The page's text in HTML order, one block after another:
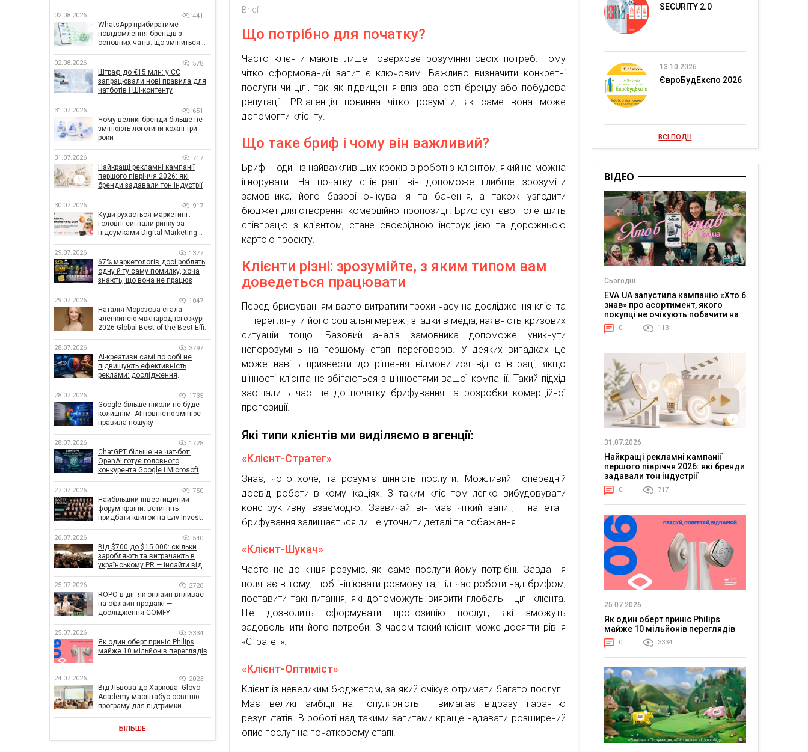
Brief
Що потрібно для початку?
Часто клієнти мають лише поверхове розуміння своїх потреб. Тому
чітко сформований запит є ключовим. Важливо визначити конкретні
послуги чи цілі, такі як підвищення впізнаваності бренду або побудова
репутації. PR-агенція повинна чітко розуміти, як саме вона може
допомогти клієнту.
Що таке бриф і чому він важливий?
Бриф – один із найважливіших кроків в роботі з клієнтом, який не можна
ігнорувати. На початку співпраці він допоможе глибше зрозуміти
замовника, його базові очікування та бачення, а також узгодити
бюджет для створення комерційної пропозиції. Бриф суттєво полегшить
співпрацю з клієнтом, стане своєрідною інструкцією та дорожньою
картою проєкту.
Клієнти різні: зрозумійте, з яким типом вам
доведеться працювати
Перед брифуванням варто витратити трохи часу на дослідження клієнта
— переглянути його соціальні мережі, згадки в медіа, наявність кризових
ситуацій тощо. Базовий аналіз замовника допоможе уникнути
непорозумінь на першому етапі переговорів. У деяких випадках це
може навіть призвести до рішення відмовитися від співпраці, якщо
цінності клієнта не збігаються з цінностями вашої компанії. Такий підхід
заощадить час ще до початку брифування та розробки комерційної
пропозиції.
Які типи клієнтів ми виділяємо в агенції:
«Клієнт-Стратег»
Знає, чого хоче, та розуміє цінність послуги. Можливий попередній
досвід роботи в комунікаціях. З таким клієнтом легко вибудовувати
конструктивну взаємодію. Зазвичай він має чіткий запит, і на етапі
брифування залишається лише уточнити деталі та побажання.
«Клієнт-Шукач»
Часто не до кінця розуміє, які саме послуги йому потрібні. Завдання
полягає в тому, щоб ініціювати розмову та, під час роботи над брифом,
поставити такі питання, які допоможуть виявити глобальні цілі клієнта.
Це дозволить сформувати пропозицію послуг, які зможуть
задовольнити його потреби. З часом такий клієнт може досягти рівня
«Стратег».
«Клієнт-Оптиміст»
Клієнт із невеликим бюджетом, за який очікує отримати багато послуг.
Має великі амбіції на популярність і вимагає відразу гарантію
результатів. В роботі над такими запитами краще надавати розширений
опис послуг на початковому етапі.
02.08.2026 441
WhatsApp прибиратиме
повідомлення брендів з
основних чатів: що зміниться
02.08.2026 578
Штраф до €15 млн: у ЄС
запрацювали нові правила для
чатботів і ШІ-контенту
31.07.2026 651
Чому великі бренди більше не
змінюють логотипи кожні три
роки
31.07.2026 717
Найкращі рекламні кампанії
першого півріччя 2026: які
бренди задавали тон індустрії
30.07.2026 917
Куди рухається маркетинг:
головні сигнали ринку за
підсумками Digital Marketing
29.07.2026 1377
67% маркетологів досі роблять
одну й ту саму помилку, хоча
знають, що вона не працює
29.07.2026 1047
Наталія Морозова стала
членкинею міжнародного журі
2026 Global Best of the Best Effie
28.07.2026 3797
AI-креативи самі по собі не
підвищують ефективність
реклами: дослідження
впливає на ефективність
кампаній
28.07.2026 1735
Google більше ніколи не буде
колишнім: AI повністю змінює
правила пошуку
28.07.2026 1728
ChatGPT більше не чат-бот:
OpenAI готує головного
конкурента Google і Microsoft
27.07.2026 750
Найбільший інвестиційний
форум країни: встигніть
придбати квиток на Lviv Invest
26.07.2026 540
Від $700 до $15 000: скільки
заробляють та витрачають в
українському PR — інсайти від
25.07.2026 2726
ROPO в дії: як онлайн впливає
на офлайн-продажі —
дослідження COMFY
25.07.2026 3334
Як один оберт приніс Philips
майже 10 мільйонів переглядів
24.07.2026 2023
Від Львова до Харкова: Glovo
Academy масштабує освітню
програму для підтримки
БІЛЬШЕ
SECURITY 2.0
13.10.2026
ЄвроБудЕкспо 2026
ВСІ ПОДІЇ
ВІДЕО
Сьогодні
EVA.UA запустила кампанію «Хто б
знав» про асортимент, якого
покупці не очікують побачити на
платформі
0 113
31.07.2026
Найкращі рекламні кампанії
першого півріччя 2026: які бренди
задавали тон індустрії
0 717
25.07.2026
Як один оберт приніс Philips
майже 10 мільйонів переглядів
0 3334